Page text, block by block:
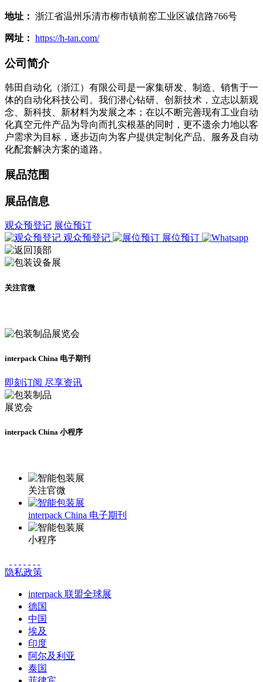
地址： 浙江省温州乐清市柳市镇前窑工业区诚信路766号
网址： https://h-tan.com/
公司简介
韩田自动化（浙江）有限公司是一家集研发、制造、销售于一
体的自动化科技公司。我们潜心钻研、创新技术，立志以新观
念、新科技、新材料为发展之本；在以不断完善现有工业自动
化真空元件产品为导向而扎实根基的同时，更不遗余力地以客
户需求为目标，逐步迈向为客户提供定制化产品、服务及自动
化配套解决方案的道路。
展品范围
展品信息
观众预登记 展位预订
观众预登记
展位预订
关注官微
interpack China 电子期刊
即刻订阅 尽享资讯
interpack China 小程序
关注官微
interpack China 电子期刊
小程序
隐私政策
interpack 联盟全球展
德国
中国
埃及
印度
阿尔及利亚
泰国